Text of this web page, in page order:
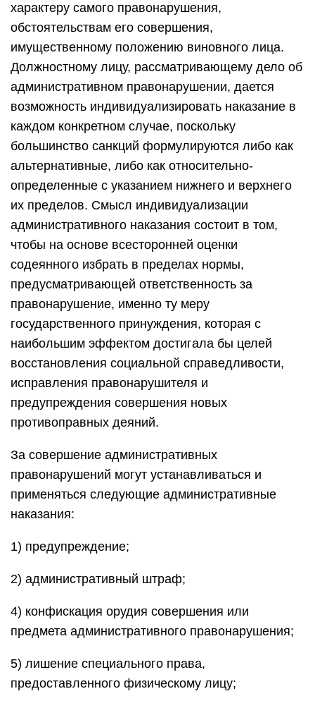
характеру самого правонарушения,
обстоятельствам его совершения,
имущественному положению виновного лица.
Должностному лицу, рассматривающему дело об
административном правонарушении, дается
возможность индивидуализировать наказание в
каждом конкретном случае, поскольку
большинство санкций формулируются либо как
альтернативные, либо как относительно-
определенные с указанием нижнего и верхнего
их пределов. Смысл индивидуализации
административного наказания состоит в том,
чтобы на основе всесторонней оценки
содеянного избрать в пределах нормы,
предусматривающей ответственность за
правонарушение, именно ту меру
государственного принуждения, которая с
наибольшим эффектом достигала бы целей
восстановления социальной справедливости,
исправления правонарушителя и
предупреждения совершения новых
противоправных деяний.
За совершение административных
правонарушений могут устанавливаться и
применяться следующие административные
наказания:
1) предупреждение;
2) административный штраф;
4) конфискация орудия совершения или
предмета административного правонарушения;
5) лишение специального права,
предоставленного физическому лицу;